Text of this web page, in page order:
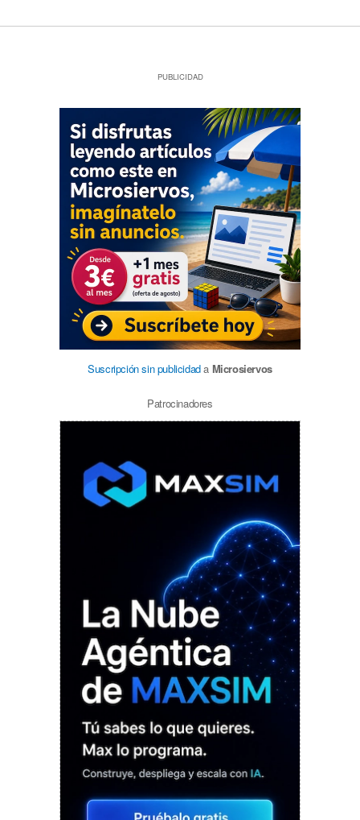
PUBLICIDAD
Suscripción sin publicidada Microsiervos
Patrocinadores